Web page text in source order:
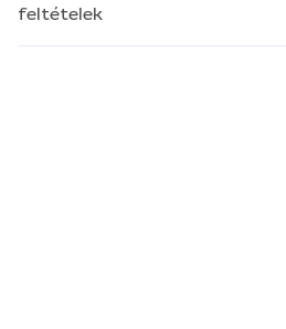
feltételek